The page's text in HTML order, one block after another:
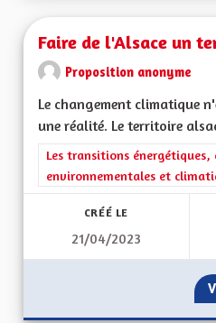
Faire de l'Alsace un
Proposition anonyme
Le changement climatique
une réalité. Le territoire
Filtrer les résultats de la
Les transitions énergétiques,
environnementales et
CRÉÉ LE
21/04/2023